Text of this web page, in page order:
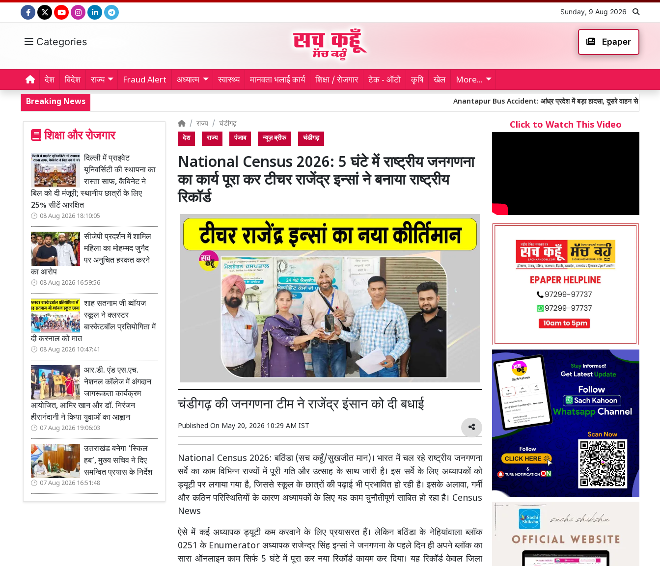
Sunday, 9 Aug 2026
Categories Epaper
देश विदेश राज्य Fraud Alert अध्यात्म स्वास्थ्य मानवता भलाई कार्य शिक्षा / रोजगार टेक - ऑटो कृषि खेल More...
Breaking News Anantapur Bus Accident: आंध्र प्रदेश में बड़ा हादसा, दूसरे वाहन से टकराकर पुल से नीचे
शिक्षा और रोजगार
दिल्ली में प्राइवेट
यूनिवर्सिटी की स्थापना का
रास्ता साफ, कैबिनेट ने
बिल को दी मंजूरी; स्थानीय छात्रों के लिए
25% सीटें आरक्षित
08 Aug 2026 18:10:05
सीजेपी प्रदर्शन में शामिल
महिला का मोहम्मद जुनैद
पर अनुचित हरकत करने
का आरोप
08 Aug 2026 16:59:56
शाह सतनाम जी ब्वॉयज
स्कूल ने क्लस्टर
बास्केटबॉल प्रतियोगिता में
दी करनाल को मात
08 Aug 2026 10:47:41
आर.डी. एंड एस.एच.
नेशनल कॉलेज में अंगदान
जागरूकता कार्यक्रम
आयोजित, आमिर खान और डॉ. निरंजन
हीरानंदानी ने किया युवाओं का आह्वान
07 Aug 2026 19:06:03
उत्तराखंड बनेगा ‘स्किल
हब’, मुख्य सचिव ने दिए
समन्वित प्रयास के निर्देश
07 Aug 2026 16:51:48
राज्य चंडीगढ़
देश राज्य पंजाब न्यूज़ ब्रीफ चंडीगढ़
National Census 2026: 5 घंटे में राष्ट्रीय जनगणना
का कार्य पूरा कर टीचर राजेंद्र इन्सां ने बनाया राष्ट्रीय
रिकॉर्ड
चंडीगढ़ की जनगणना टीम ने राजेंद्र इंसान को दी बधाई
Published On May 20, 2026 10:29 AM IST
National Census 2026: बठिंडा (सच कहूँ/सुखजीत मान)। भारत में चल रहे राष्ट्रीय जनगणना
सर्वे का काम विभिन्न राज्यों में पूरी गति और उत्साह के साथ जारी है। इस सर्वे के लिए अध्यापकों को
ड्यूटी पर लगाया गया है, जिससे स्कूल के छात्रों की पढ़ाई भी प्रभावित हो रही है। इसके अलावा, गर्मी
और कठिन परिस्थितियों के कारण अध्यापकों के लिए यह काम चुनौतीपूर्ण साबित हो रहा है। Census
News
ऐसे में कई अध्यापक ड्यूटी कम करवाने के लिए प्रयासरत हैं। लेकिन बठिंडा के नेहियांवाला ब्लॉक
0251 के Enumerator अध्यापक राजेन्द्र सिंह इन्सां ने जनगणना के पहले दिन ही अपने ब्लॉक का
सारा ऑनलाइन काम सिर्फ 5 घंटे में पूरा कर नया रिकॉर्ड कायम कर दिया। यह रिकॉर्ड केवल जिला
Click to Watch This Video